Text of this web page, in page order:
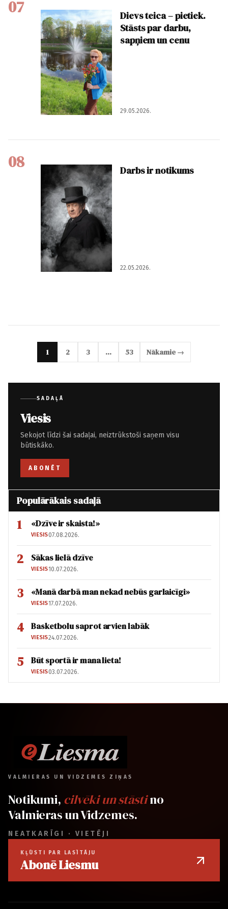
07
Dievs teica – pietiek.
Stāsts par darbu,
sapņiem un cenu
29.05.2026.
08 Darbs ir notikums
22.05.2026.
1 2 3 … 53 Nākamie →
SADAĻĀ
Viesis
Sekojot līdzi šai sadaļai, neiztrūkstoši saņem visu
būtiskāko.
ABONĒT
Populārākais sadaļā
1 «Dzīve ir skaista!»
VIESIS07.08.2026.
2 Sākas lielā dzīve
VIESIS10.07.2026.
3 «Manā darbā man nekad nebūs garlaicīgi»
VIESIS17.07.2026.
4 Basketbolu saprot arvien labāk
VIESIS24.07.2026.
5 Būt sportā ir mana lieta!
VIESIS03.07.2026.
VALMIERAS UN VIDZEMES ZIŅAS
Notikumi, cilvēki un stāstino
Valmieras un Vidzemes.
NEATKARĪGI · VIETĒJI
KĻŪSTI PAR LASĪTĀJU
Abonē Liesmu